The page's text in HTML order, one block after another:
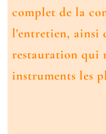
complet de la
l'entretien, ainsi
restauration qui
instruments les